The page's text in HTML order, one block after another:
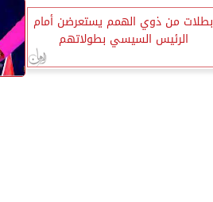
بطلات من ذوي الهمم يستعرضن أمام
الرئيس السيسي بطولاتهم